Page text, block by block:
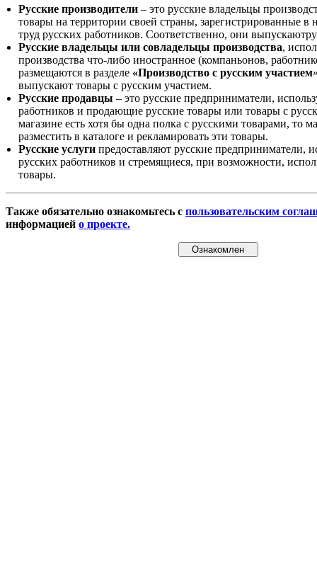
Русские производители – это русские владельцы
товары на территории своей страны, зарегистрированные
труд русских работников. Соответственно, они
Русские владельцы или совладельцы производства,
производства что-либо иностранное (компаньонов,
размещаются в разделе «Производство с русским участием
выпускают товары с русским участием.
Русские продавцы – это русские предприниматели,
работников и продающие русские товары или товары с
магазине есть хотя бы одна полка с русскими товарами, то
разместить в каталоге и рекламировать эти товары.
Русские услуги предоставляют русские предприниматели,
русских работников и стремящиеся, при возможности,
товары.
Также обязательно ознакомьтесь с пользовательским
информацией о проекте.
Ознакомлен